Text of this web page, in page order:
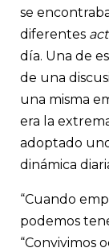
se
diferentes
día. Una de
de una
una misma
era la
adoptado
dinámica
“Cuando
podemos
“Convivimos